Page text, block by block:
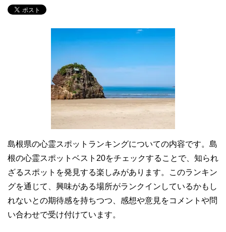
島根県の心霊スポットランキングについての内容です。島
根の心霊スポットベスト20をチェックすることで、知られ
ざるスポットを発見する楽しみがあります。このランキン
グを通じて、興味がある場所がランクインしているかもし
れないとの期待感を持ちつつ、感想や意見をコメントや問
い合わせで受け付けています。